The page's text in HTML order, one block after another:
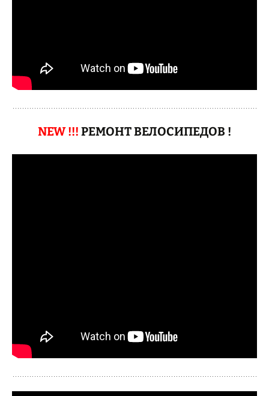
NEW !!! РЕМОНТ ВЕЛОСИПЕДОВ !